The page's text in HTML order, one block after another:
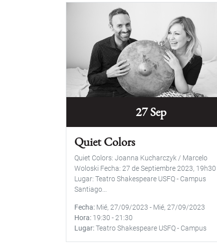
27 Sep
Quiet Colors
Quiet Colors: Joanna Kucharczyk / Marcelo
Woloski Fecha: 27 de Septiembre 2023, 19h30
Lugar: Teatro Shakespeare USFQ - Campus
Santiago...
Fecha Mié, 27/09/2023 - Mié, 27/09/2023
Hora 19:30 - 21:30
Lugar Teatro Shakespeare USFQ - Campus